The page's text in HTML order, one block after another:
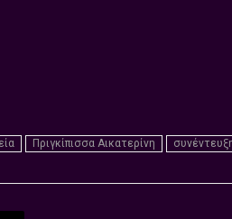
Πριγκίπισσα Αικατερίνη